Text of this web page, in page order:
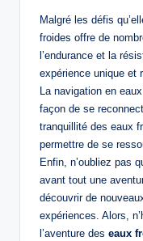
Malgré les défis
froides offre de
l’endurance et la
expérience unique et
La navigation en
façon de se
tranquillité des eaux
permettre de se
Enfin, n’oubliez pas
avant tout une
découvrir de
expériences. Alors,
l’aventure des eaux